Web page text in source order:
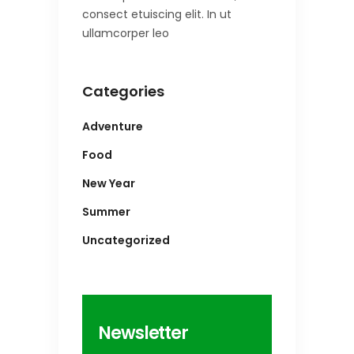
consect etuiscing elit. In ut
ullamcorper leo
Categories
Adventure
Food
New Year
Summer
Uncategorized
Newsletter